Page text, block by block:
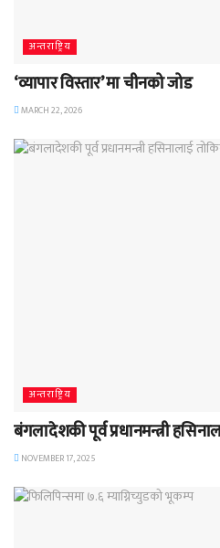
अन्तराष्ट्रिय
‘व्यापार विस्तार’ मा चीनको जोड
MARCH 22, 2026
अन्तराष्ट्रिय
बंगलादेशकी पूर्व प्रधानमन्त्री
NOVEMBER 17, 2025